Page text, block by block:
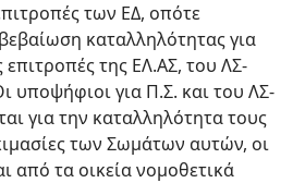
των ΕΔ, οπότε
καταλληλότητας για
της ΕΛ.ΑΣ, του ΛΣ-
υποψήφιοι για Π.Σ. και του ΛΣ-
για την καταλληλότητα τους
των Σωμάτων αυτών, οι
από τα οικεία νομοθετικά